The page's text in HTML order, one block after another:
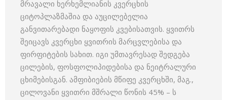
მრავალი ხერხემლიანის კვერცხის
ციტოპლაზმაშია და აუცილებელია
განვითარებადი ნაყოფის კვებისათვის. ყვითრს
შეიცავს კვერცხი ყვითრის მარცვლებისა და
ფირფიტების სახით. იგი უმთავრესად შედგება
ცილების, ფოსფოლიპიდებისა და ნეიტრალური
ცხიმებისგან. ამფიბიების მწიფე კვერცხში, მაგ.,
ცილოვანი ყვითრი მშრალი წონის 45% – ს